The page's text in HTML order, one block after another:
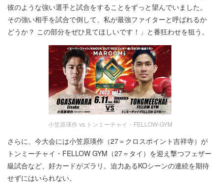
彼のような強い選手と試合をすることをずっと望んでいました。
その強い相手を試合で倒して、私が最強ファイターと呼ばれるか
どうか？ この部分をぜひ見てほしいです！」と番狂わせを狙う。
小笠原瑛作 vs トンミーチャイ・FELLOW-GYM
さらに、今大会には小笠原瑛作（27＝クロスポイント吉祥寺）が
トンミーチャイ・FELLOW GYM（27＝タイ）を迎え撃つフェザー
級試合など、好カードがズラリ。迫力あるKOシーンの連続を期待
せずにはいられない。